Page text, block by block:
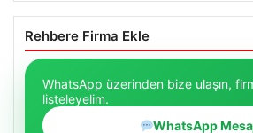
Rehbere Firma Ekle
WhatsApp üzerinden bize ulaşın,
listeleyelim.
WhatsApp